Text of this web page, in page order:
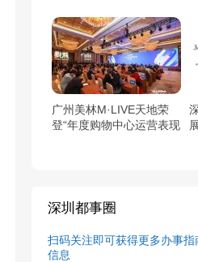
Pass”：用AI链接世界与
深圳
广州美林M·LIVE天地荣
登“年度购物中心运营表现
深圳都事圈
扫码关注即可获得更多办事指
信息